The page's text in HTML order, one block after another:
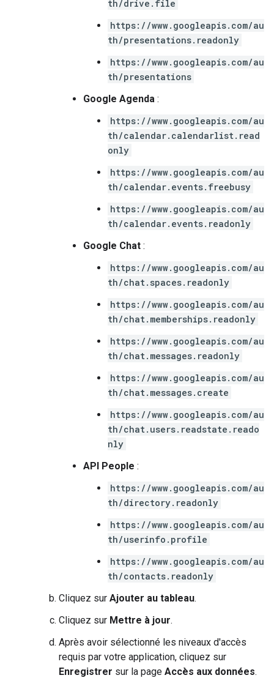
th/drive.file
https://www.googleapis.com/au
th/presentations.readonly
https://www.googleapis.com/au
th/presentations
Google Agenda :
https://www.googleapis.com/au
th/calendar.calendarlist.read
only
https://www.googleapis.com/au
th/calendar.events.freebusy
https://www.googleapis.com/au
th/calendar.events.readonly
Google Chat :
https://www.googleapis.com/au
th/chat.spaces.readonly
https://www.googleapis.com/au
th/chat.memberships.readonly
https://www.googleapis.com/au
th/chat.messages.readonly
https://www.googleapis.com/au
th/chat.messages.create
https://www.googleapis.com/au
th/chat.users.readstate.reado
nly
API People :
https://www.googleapis.com/au
th/directory.readonly
https://www.googleapis.com/au
th/userinfo.profile
https://www.googleapis.com/au
th/contacts.readonly
Cliquez sur Ajouter au tableau.
Cliquez sur Mettre à jour.
Après avoir sélectionné les niveaux d'accès
requis par votre application, cliquez sur
Enregistrer sur la page Accès aux données.